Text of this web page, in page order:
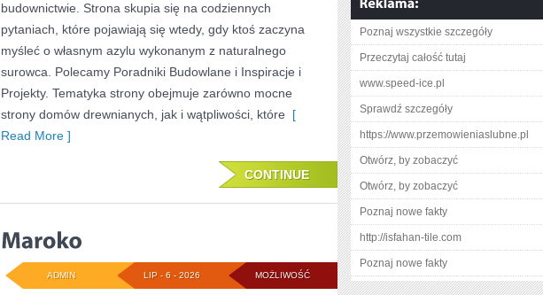
budownictwie. Strona skupia się na codziennych
pytaniach, które pojawiają się wtedy, gdy ktoś zaczyna
myśleć o własnym azylu wykonanym z naturalnego
surowca. Polecamy Poradniki Budowlane i Inspiracje i
Projekty. Tematyka strony obejmuje zarówno mocne
strony domów drewnianych, jak i wątpliwości, które [
Read More ]
CONTINUE
MOŻLIWOŚĆ
LIP - 6 - 2026
ADMIN
Poznaj wszystkie szczegóły
Przeczytaj całość tutaj
www.speed-ice.pl
Sprawdź szczegóły
https://www.przemowieniaslubne.pl
Otwórz, by zobaczyć
Otwórz, by zobaczyć
Poznaj nowe fakty
http://isfahan-tile.com
Poznaj nowe fakty